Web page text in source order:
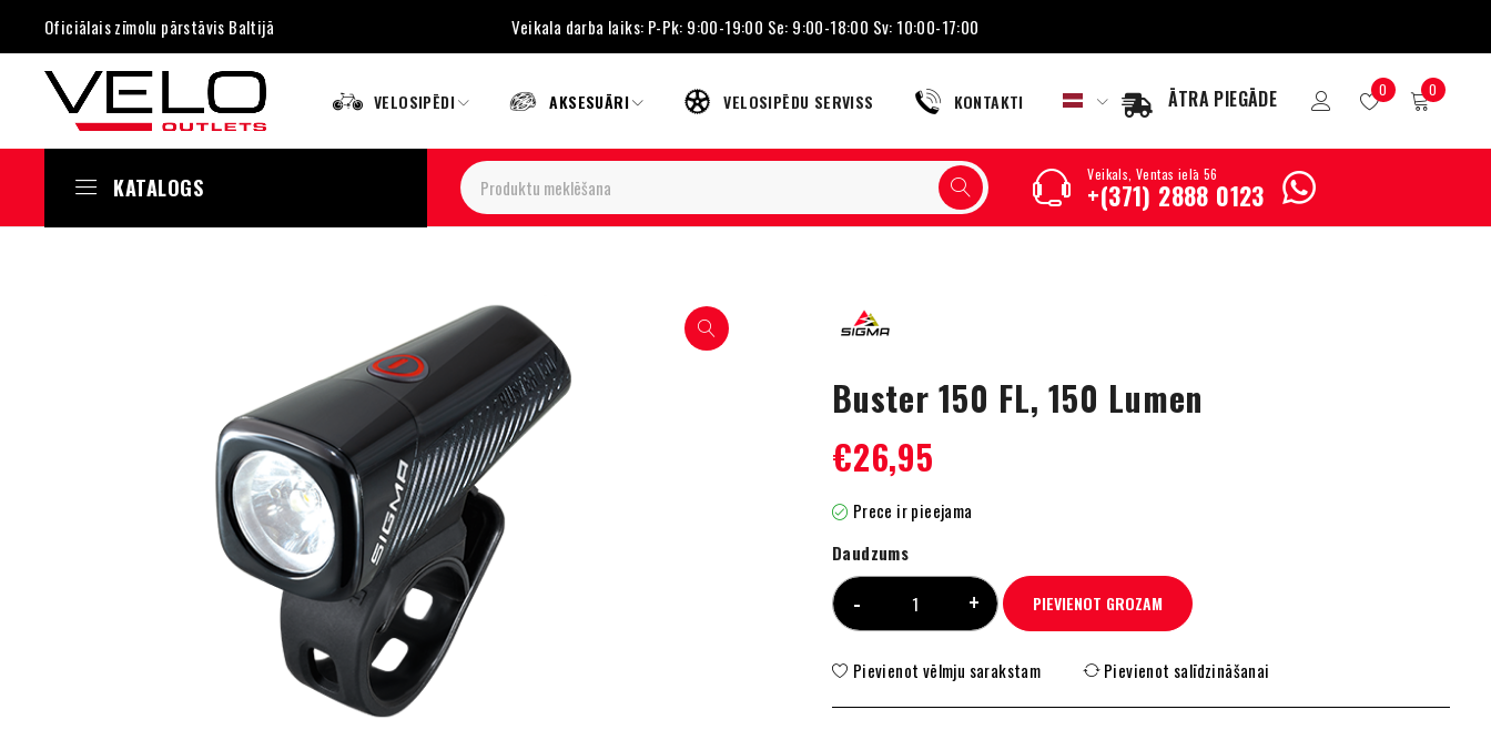
Oficiālais zīmolu pārstāvis Baltijā Veikala darba laiks: P-Pk: 9:00-19:00 Se: 9:00-18:00 Sv: 10:00-17:00
VELOSIPĒDI AKSESUĀRI VELOSIPĒDU SERVISS KONTAKTI ĀTRA PIEGĀDE 0 0
KATALOGS Veikals, Ventas ielā 56
+(371) 2888 0123
Buster 150 FL, 150 Lumen
€26,95
Prece ir pieejama
Daudzums
PIEVIENOT GROZAM
Pievienot vēlmju sarakstam Pievienot salīdzināšanai